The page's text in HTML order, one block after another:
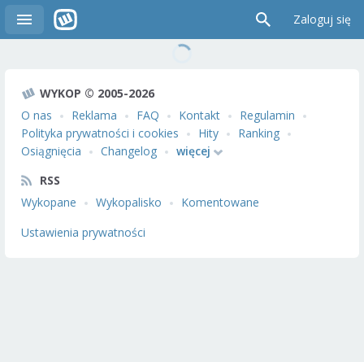
Zaloguj się
WYKOP © 2005-2026
O nas
Reklama FAQ Kontakt
Regulamin
Polityka prywatności i cookies
Hity
Ranking
Osiągnięcia
Changelog
więcej
RSS
Wykopane
Wykopalisko
Komentowane
Ustawienia prywatności